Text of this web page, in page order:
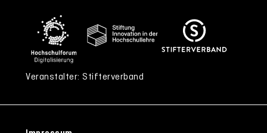
Veranstalter: Stifterverband